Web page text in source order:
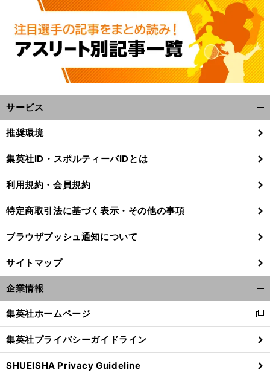
サービス
閉
る
推奨環境
集英社ID・スポルティーバIDとは
利用規約・会員規約
特定商取引法に基づく表示・その他の事項
ブラウザプッシュ通知について
サイトマップ
企業情報
閉
る
集英社ホームページ
新
し
い
ウ
ィ
集英社プライバシーガイドライン
SHUEISHA Privacy Guideline